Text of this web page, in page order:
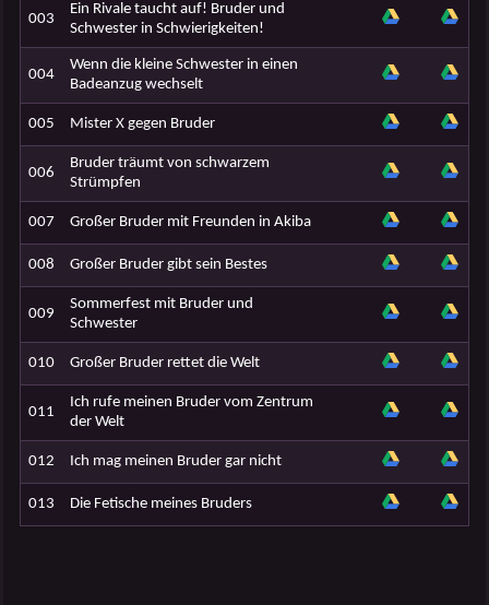
003
Ein Rivale taucht auf! Bruder und
Schwester in Schwierigkeiten!
004
Wenn die kleine Schwester in einen
Badeanzug wechselt
005 Mister X gegen Bruder
006
Bruder träumt von schwarzem
Strümpfen
007 Großer Bruder mit Freunden in Akiba
008 Großer Bruder gibt sein Bestes
009
Sommerfest mit Bruder und
Schwester
010 Großer Bruder rettet die Welt
011
Ich rufe meinen Bruder vom Zentrum
der Welt
012 Ich mag meinen Bruder gar nicht
013 Die Fetische meines Bruders